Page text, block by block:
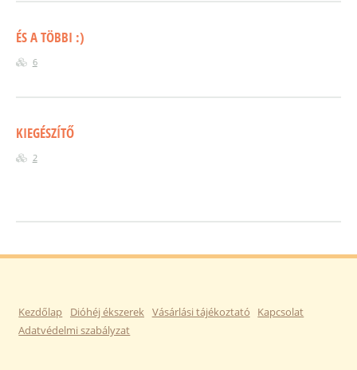
ÉS A TÖBBI :)
6
KIEGÉSZÍTŐ
2
Kezdőlap Dióhéj ékszerek Vásárlási tájékoztató
Kapcsolat
Adatvédelmi szabályzat